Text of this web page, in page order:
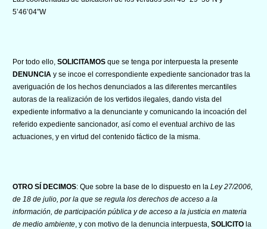
5’46’04”W
Por todo ello, SOLICITAMOS que se tenga por interpuesta la presente
DENUNCIA y se incoe el correspondiente expediente sancionador tras la
averiguación de los hechos denunciados a las diferentes mercantiles
autoras de la realización de los vertidos ilegales, dando vista del
expediente informativo a la denunciante y comunicando la incoación del
referido expediente sancionador, así como el eventual archivo de las
actuaciones, y en virtud del contenido fáctico de la misma.
OTRO SÍ DECIMOS: Que sobre la base de lo dispuesto en la Ley 27/2006,
de 18 de julio, por la que se regula los derechos de acceso a la
información, de participación pública y de acceso a la justicia en materia
de medio ambiente , y con motivo de la denuncia interpuesta, SOLICITO la